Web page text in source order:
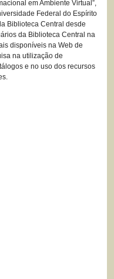
em Ambiente Virtual”,
Federal do Espírito
Biblioteca Central desde
da Biblioteca Central na
disponíveis na Web de
na utilização de
e no uso dos recursos